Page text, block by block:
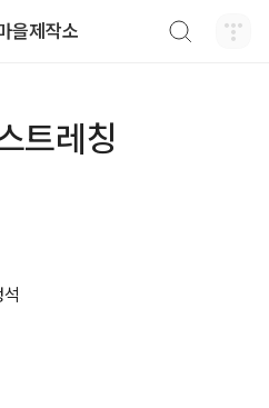
을제작소
트레칭